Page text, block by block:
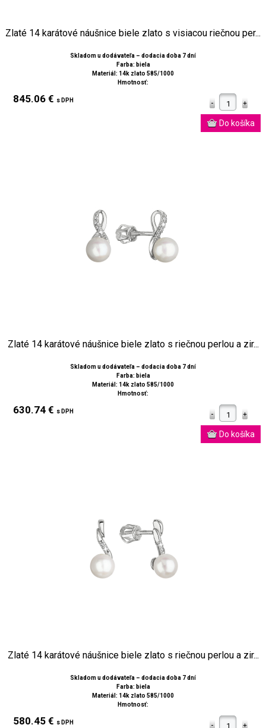
Zlaté 14 karátové náušnice biele zlato s visiacou riečnou per...
Skladom u dodávateľa – dodacia doba 7 dní
Farba: biela
Materiál: 14k zlato 585/1000
Hmotnosť:
845.06 € s DPH
Zlaté 14 karátové náušnice biele zlato s riečnou perlou a zir...
Skladom u dodávateľa – dodacia doba 7 dní
Farba: biela
Materiál: 14k zlato 585/1000
Hmotnosť:
630.74 € s DPH
Zlaté 14 karátové náušnice biele zlato s riečnou perlou a zir...
Skladom u dodávateľa – dodacia doba 7 dní
Farba: biela
Materiál: 14k zlato 585/1000
Hmotnosť:
580.45 € s DPH